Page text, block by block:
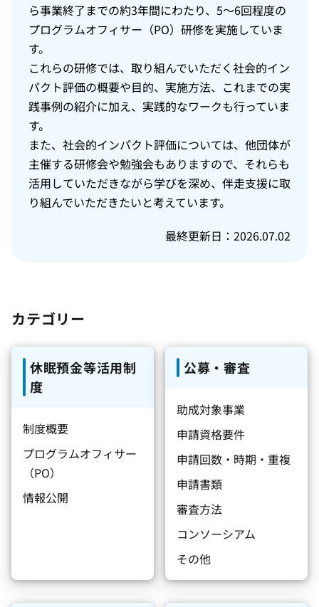
ら事業終了までの約3年間にわたり、5～6回程度の
プログラムオフィサー（PO）研修を実施していま
す。
これらの研修では、取り組んでいただく社会的イン
パクト評価の概要や目的、実施方法、これまでの実
践事例の紹介に加え、実践的なワークも行っていま
す。
また、社会的インパクト評価については、他団体が
主催する研修会や勉強会もありますので、それらも
活用していただきながら学びを深め、伴走支援に取
り組んでいただきたいと考えています。
最終更新日：2026.07.02
カテゴリー
休眠預金等活用制
度
制度概要
プログラムオフィサー
（PO）
情報公開
公募・審査
助成対象事業
申請資格要件
申請回数・時期・重複
申請書類
審査方法
コンソーシアム
その他